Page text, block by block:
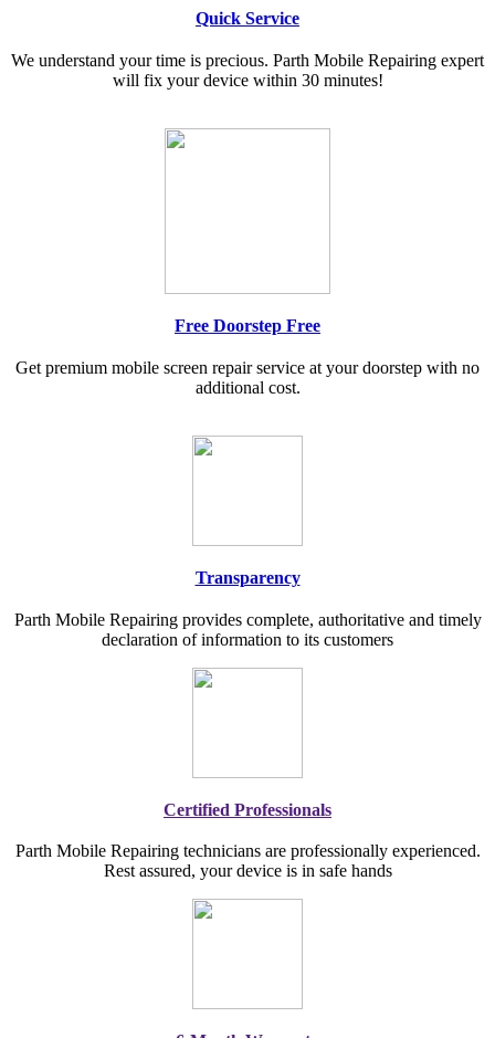
Quick Service
We understand your time is precious. Parth Mobile Repairing expert
will fix your device within 30 minutes!
Free Doorstep Free
Get premium mobile screen repair service at your doorstep with no
additional cost.
Transparency
Parth Mobile Repairing provides complete, authoritative and timely
declaration of information to its customers
Certified Professionals
Parth Mobile Repairing technicians are professionally experienced.
Rest assured, your device is in safe hands